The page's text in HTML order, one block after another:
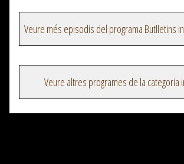
Veure altres programes de la categoria